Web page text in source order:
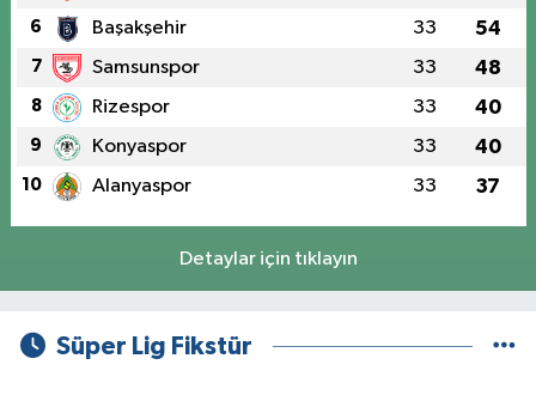
6 Başakşehir 33 54
7 Samsunspor 33 48
8 Rizespor 33 40
9 Konyaspor 33 40
10 Alanyaspor 33 37
Detaylar için tıklayın
Süper Lig Fikstür